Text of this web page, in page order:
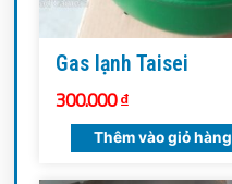
Gas lạnh Taisei
300.000₫
Thêm vào giỏ hàng